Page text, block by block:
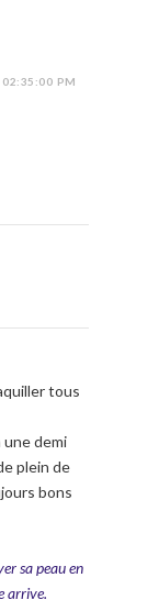
02:35:00 PM
tous
demi
plein de
bons
sa peau en
arrive.